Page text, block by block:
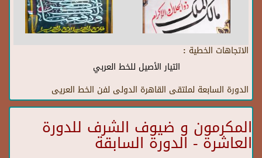
الاتجاهات الخطية :
التيار الأصيل للخط العربي
الدورة السابعة لملتقى القاهرة الدولى لفن الخط العريى
المكرمون و ضيوف الشرف للدورة
العاشرة - الدورة السابقة